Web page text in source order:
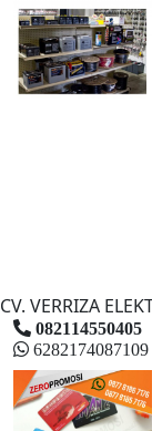
CV. VERRIZA
082114550405
6282174087109